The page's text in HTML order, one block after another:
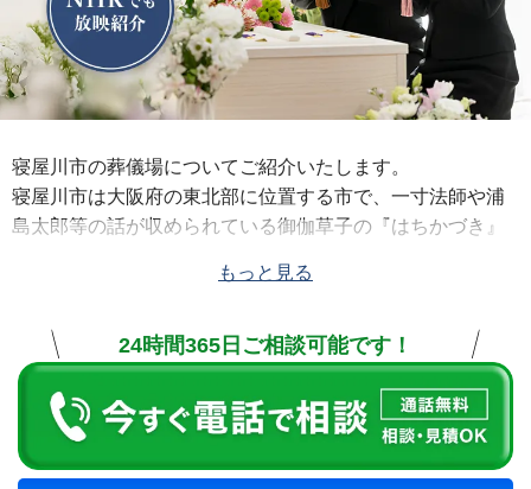
寝屋川市の葬儀場についてご紹介いたします。
寝屋川市は大阪府の東北部に位置する市で、一寸法師や浦
島太郎等の話が収められている御伽草子の『はちかづき』
敷の伝承地があります。
ングハウス 寝屋川萱島」や、近隣の枚方市の「
公益社 枚方
会館」「公益社 枚方出屋敷会館」、高槻市の「公益社 高槻
」、守口市の「公益社 守口会館」等の葬儀式場や寺院
等を利用します。
宗旨・宗派を問わず、様々なご葬儀のお手伝いをさせてい
もっと見る
24時間365日ご相談可能です！